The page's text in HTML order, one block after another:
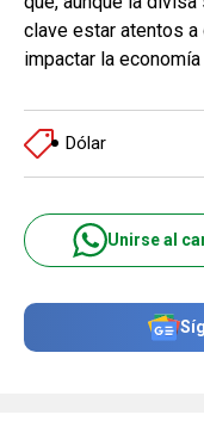
clave estar atentos a
impactar la
Dólar
Unirse al